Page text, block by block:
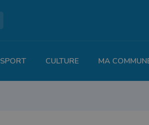
SPORT CULTURE MA